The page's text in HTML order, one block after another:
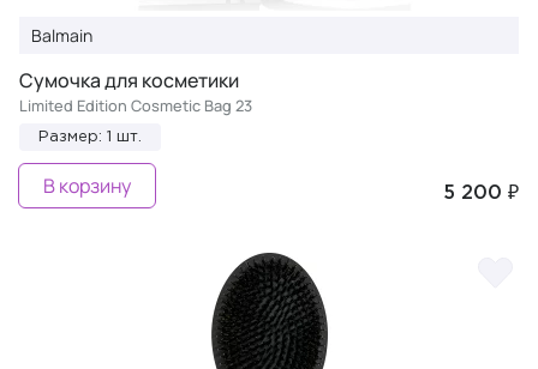
Balmain
Сумочка для косметики
Limited Edition Cosmetic Bag 23
Размер: 1 шт.
5 200 ₽
В корзину